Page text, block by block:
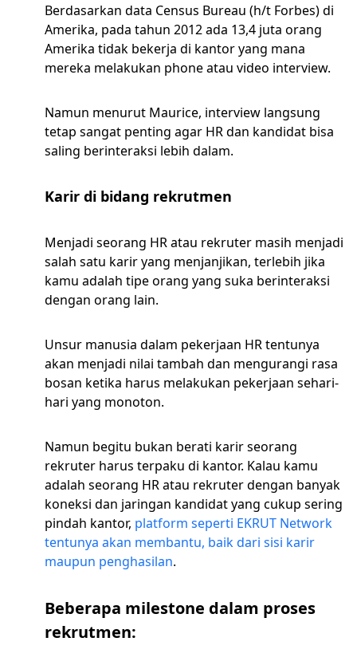
Berdasarkan data Census Bureau (h/t Forbes) di
Amerika, pada tahun 2012 ada 13,4 juta orang
Amerika tidak bekerja di kantor yang mana
mereka melakukan phone atau video interview.
Namun menurut Maurice, interview langsung
tetap sangat penting agar HR dan kandidat bisa
saling berinteraksi lebih dalam.
Karir di bidang rekrutmen
Menjadi seorang HR atau rekruter masih menjadi
salah satu karir yang menjanjikan, terlebih jika
kamu adalah tipe orang yang suka berinteraksi
dengan orang lain.
Unsur manusia dalam pekerjaan HR tentunya
akan menjadi nilai tambah dan mengurangi rasa
bosan ketika harus melakukan pekerjaan sehari-
hari yang monoton.
Namun begitu bukan berati karir seorang
rekruter harus terpaku di kantor. Kalau kamu
adalah seorang HR atau rekruter dengan banyak
koneksi dan jaringan kandidat yang cukup sering
pindah kantor, platform seperti EKRUT Network
tentunya akan membantu, baik dari sisi karir
maupun penghasilan.
Beberapa milestone dalam proses
rekrutmen: